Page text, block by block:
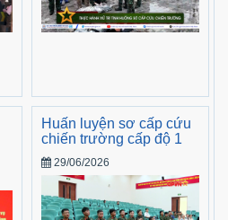
Huấn luyện sơ cấp cứu
chiến trường cấp độ 1
29/06/2026